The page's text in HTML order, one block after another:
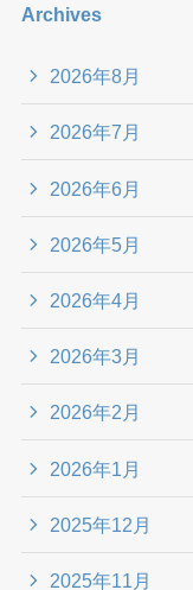
Archives
2026年8月
2026年7月
2026年6月
2026年5月
2026年4月
2026年3月
2026年2月
2026年1月
2025年12月
2025年11月